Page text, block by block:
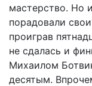
мастерство. Но
порадовали
проиграв
не сдалась и
Михаилом
десятым.